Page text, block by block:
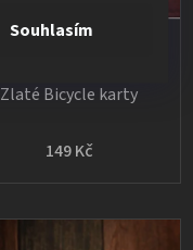
Souhlasím
Bicycle Rider Back
149 Kč
Zlaté Bicycle karty